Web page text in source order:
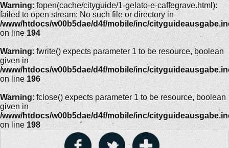
Warning: fopen(cache/cityguide/1-gelato-e-caffegrave.html):
failed to open stream: No such file or directory in
/www/htdocs/w00b5dae/d4f/mobile/inc/
on line 194
Warning: fwrite() expects parameter 1 to be resource, boolean
given in
/www/htdocs/w00b5dae/d4f/mobile/inc/
on line 196
Warning: fclose() expects parameter 1 to be resource, boolean
given in
/www/htdocs/w00b5dae/d4f/mobile/inc/
on line 198